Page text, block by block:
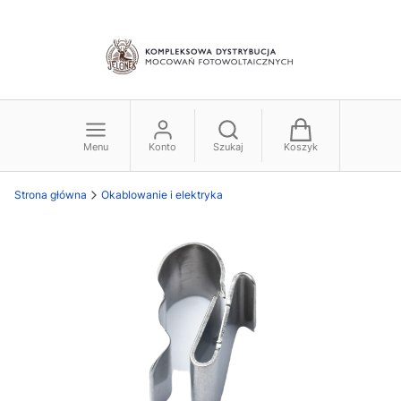
Menu Konto Szukaj Koszyk
Strona główna Okablowanie i elektryka